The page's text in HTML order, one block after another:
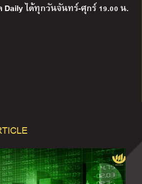
ได้ทุกวันจันทร์-ศุกร์ 19.00 น.